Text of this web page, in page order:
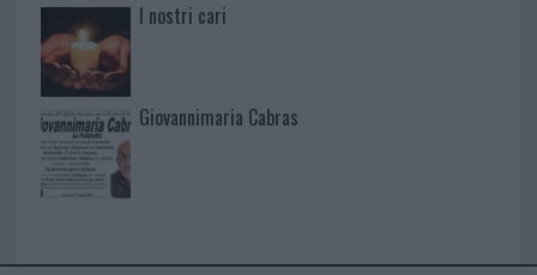
I nostri cari
Giovannimaria Cabras